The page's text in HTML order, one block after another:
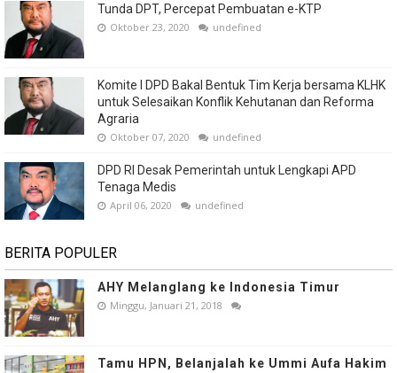
Tunda DPT, Percepat Pembuatan e-KTP
Oktober 23, 2020 undefined
Komite I DPD Bakal Bentuk Tim Kerja bersama KLHK
untuk Selesaikan Konflik Kehutanan dan Reforma
Agraria
Oktober 07, 2020 undefined
DPD RI Desak Pemerintah untuk Lengkapi APD
Tenaga Medis
April 06, 2020 undefined
BERITA POPULER
AHY Melanglang ke Indonesia Timur
Minggu, Januari 21, 2018
Tamu HPN, Belanjalah ke Ummi Aufa Hakim